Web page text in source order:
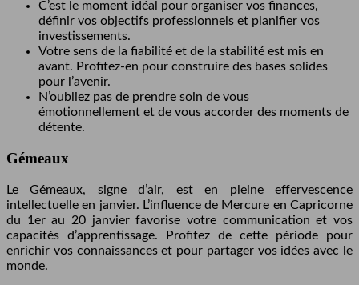
C’est le moment idéal pour organiser vos finances,
définir vos objectifs professionnels et planifier vos
investissements.
Votre sens de la fiabilité et de la stabilité est mis en
avant. Profitez-en pour construire des bases solides
pour l’avenir.
N’oubliez pas de prendre soin de vous
émotionnellement et de vous accorder des moments de
détente.
Gémeaux
Le Gémeaux, signe d’air, est en pleine effervescence
intellectuelle en janvier. L’influence de Mercure en Capricorne
du 1er au 20 janvier favorise votre communication et vos
capacités d’apprentissage. Profitez de cette période pour
enrichir vos connaissances et pour partager vos idées avec le
monde.